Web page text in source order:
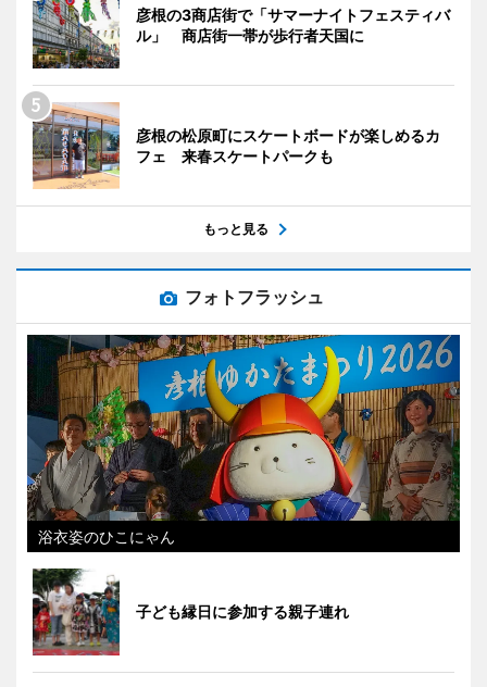
彦根の3商店街で「サマーナイトフェスティバ
ル」 商店街一帯が歩行者天国に
彦根の松原町にスケートボードが楽しめるカ
フェ 来春スケートパークも
もっと見る
フォトフラッシュ
浴衣姿のひこにゃん
子ども縁日に参加する親子連れ